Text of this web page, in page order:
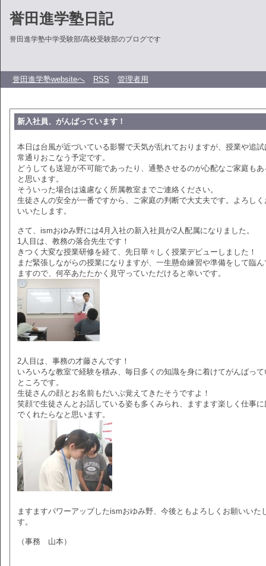
誉田進学塾日記
誉田進学塾中学受験部/高校受験部のブログです
誉田進学塾websiteへ RSS 管理者用
新入社員、がんばっています！
本日は台風が近づいている影響で天気が乱れておりますが、授業や追試
常通りおこなう予定です。
どうしても送迎が不可能であったり、通塾させるのが心配なご家庭もあ
と思います。
そういった場合は遠慮なく所属教室までご連絡ください。
生徒さんの安全が一番ですから、ご家庭の判断で大丈夫です。よろしく
いいたします。
さて、ismおゆみ野には4月入社の新入社員が2人配属になりました。
1人目は、教務の落合先生です！
きつく大変な授業研修を経て、先日華々しく授業デビューしました！
まだ緊張しながらの授業になりますが、一生懸命練習や準備をして臨ん
ますので、何卒あたたかく見守っていただけると幸いです。
2人目は、事務の才藤さんです！
いろいろな教室で経験を積み、毎日多くの知識を身に着けてがんばって
ところです。
生徒さんの顔とお名前もだいぶ覚えてきたそうですよ！
笑顔で生徒さんとお話している姿も多くみられ、ますます楽しく仕事に
でくれたらなと思います。
ますますパワーアップしたismおゆみ野、今後ともよろしくお願いいた
す。
（事務 山本）